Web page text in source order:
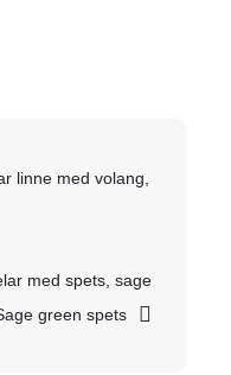
linne med volang,
med spets, sage
green spets